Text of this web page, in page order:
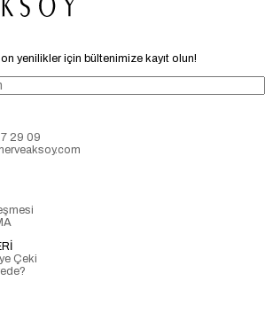
yenilikler için bültenimize kayıt olun!
29 09
Çeki